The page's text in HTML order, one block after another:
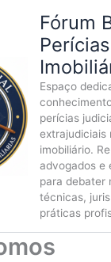
Fórum
Perícias
Espaço
perícias
extrajudiciais
imobiliário.
advogados e
para debater
técnicas,
práticas